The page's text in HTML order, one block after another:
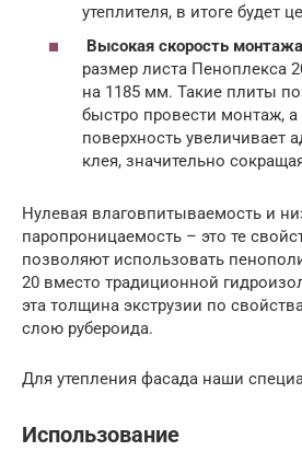
утеплителя, в итоге будет
Высокая скорость монтажа
размер листа Пеноплекса
на 1185 мм. Такие плиты
быстро провести монтаж,
поверхность увеличивает
клея, значительно
Нулевая влаговпитываемость и
паропроницаемость – это те
позволяют использовать
20 вместо традиционной
эта толщина экструзии по
слою рубероида.
Для утепления фасада наши
Использование